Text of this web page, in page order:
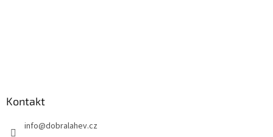
Kontakt
info@dobralahev.cz